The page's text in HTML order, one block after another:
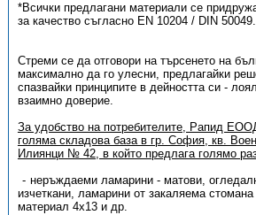
*Всички предлагани материали се
за качество съгласно EN 10204 / DIN 50049.
Стреми се да отговори на търсенето на
максимално да го улесни, предлагайки
спазвайки принципите в дейността си -
взаимно доверие.
За удобство на потребителите, Рапид
голяма складова база в гр. София, кв.
Илиянци № 42, в който предлага голямо
неръждаеми ламарини - матови,
изчеткани, ламарини от закаляема
материал 4х13 и др.